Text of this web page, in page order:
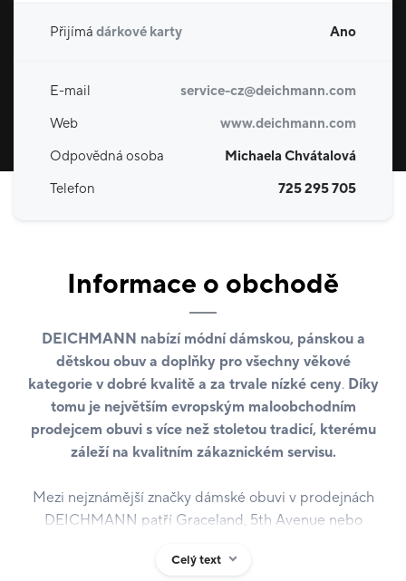
Přijímá dárkové karty Ano
E-mail
service-cz@deichmann.com
Web
www.deichmann.com
Odpovědná osoba
Michaela Chvátalová
Telefon
725 295 705
Informace o obchodě
DEICHMANN nabízí módní dámskou, pánskou a
dětskou obuv a doplňky pro všechny věkové
kategorie v dobré kvalitě a za trvale nízké ceny. Díky
tomu je největším evropským maloobchodním
prodejcem obuvi s více než stoletou tradicí, kterému
záleží na kvalitním zákaznickém servisu.
Mezi nejznámější značky dámské obuvi v prodejnách
DEICHMANN patří Graceland, 5th Avenue nebo
Memphis One, Gallus či AM Shoes a pro děti jsou
Celý text